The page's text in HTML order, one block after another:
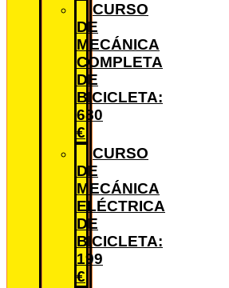
CURSO
DE
MECÁNICA
COMPLETA
DE
BICICLETA:
680
€
CURSO
DE
MECÁNICA
ELÉCTRICA
DE
BICICLETA:
199
€